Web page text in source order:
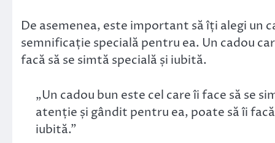
De asemenea, este important să îți alegi un
semnificație specială pentru ea. Un cadou
facă să se simtă specială și iubită.
„Un cadou bun este cel care îi face să se
atenție și gândit pentru ea, poate să îi
iubită.”